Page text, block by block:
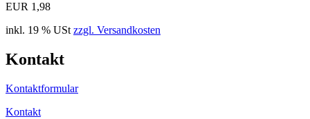
EUR 1,98
inkl. 19 % USt zzgl. Versandkosten
Kontakt
Kontaktformular
Kontakt